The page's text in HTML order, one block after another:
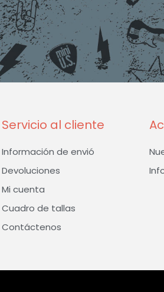
Servicio al cliente
Información de envió
Devoluciones
Mi cuenta
Cuadro de tallas
Contáctenos